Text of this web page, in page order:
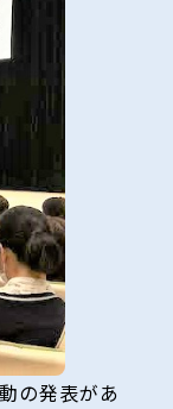
の発表があ